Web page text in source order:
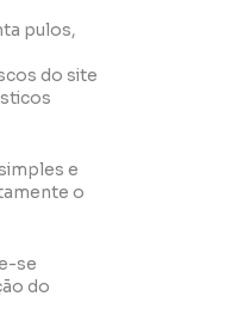
pulos,
do site
e
o
se
do